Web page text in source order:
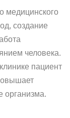
медицинского
создание
человека.
пациент
организма.